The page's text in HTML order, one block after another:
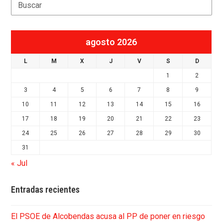
agosto 2026
L M X J V S D
1 2
3 4 5 6 7 8 9
10 11 12 13 14 15 16
17 18 19 20 21 22 23
24 25 26 27 28 29 30
31
« Jul
Entradas recientes
El PSOE de Alcobendas acusa al PP de poner en riesgo